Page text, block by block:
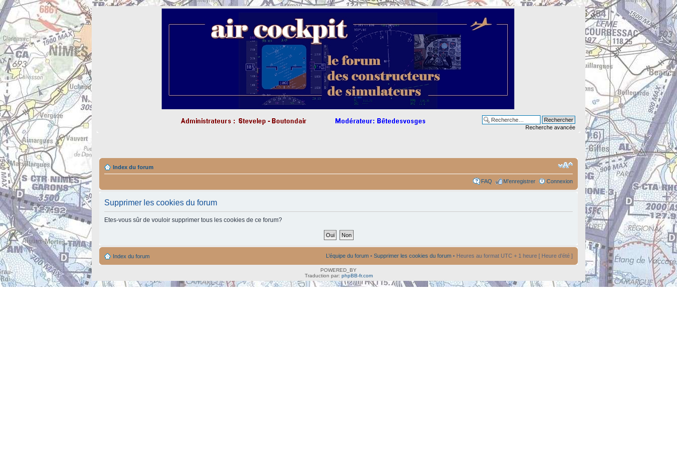
Recherche avancée
Index du forum
FAQ M’enregistrer Connexion
Supprimer les cookies du forum
Etes-vous sûr de vouloir supprimer tous les cookies de ce forum?
Index du forum L’équipe du forum • Supprimer les cookies du forum • Heures au format UTC + 1 heure [ Heure d’été ]
POWERED_BY
Traduction par: phpBB-fr.com